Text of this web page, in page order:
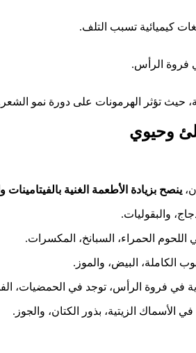
كيميائية تسبب التلف.
فروة الرأس.
حيث تؤثر الهرمونات على دورة نمو
وحيوي
ينصح بزيادة الأطعمة الغنية بالفيتامينات
والبقوليات.
الحمراء، السبانخ، المكسرات.
الكاملة، البيض، والموز.
في فروة الرأس، توجد في الحمضيات،
الأسماك الزيتية، بذور الكتان، والجوز.